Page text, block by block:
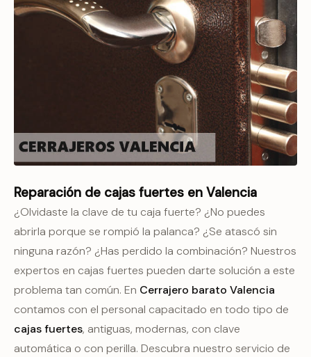
Reparación de cajas fuertes en Valencia
¿Olvidaste la clave de tu caja fuerte? ¿No puedes
abrirla porque se rompió la palanca? ¿Se atascó sin
ninguna razón? ¿Has perdido la combinación? Nuestros
expertos en cajas fuertes pueden darte solución a este
problema tan común. En Cerrajero barato Valencia
contamos con el personal capacitado en todo tipo de
cajas fuertes, antiguas, modernas, con clave
automática o con perilla. Descubra nuestro servicio de